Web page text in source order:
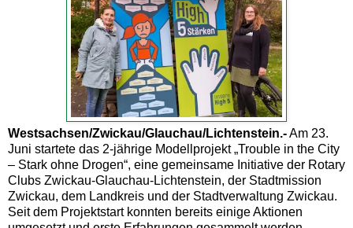
Westsachsen/Zwickau/Glauchau/Lichtenstein.-Am 23.
Juni startete das 2-jährige Modellprojekt „Trouble in the City
– Stark ohne Drogen“, eine gemeinsame Initiative der Rotary
Clubs Zwickau-Glauchau-Lichtenstein, der Stadtmission
Zwickau, dem Landkreis und der Stadtverwaltung Zwickau.
Seit dem Projektstart konnten bereits einige Aktionen